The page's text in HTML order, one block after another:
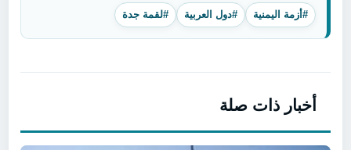
#أزمة اليمنية #دول العربية #لقمة جدة
أخبار ذات صلة